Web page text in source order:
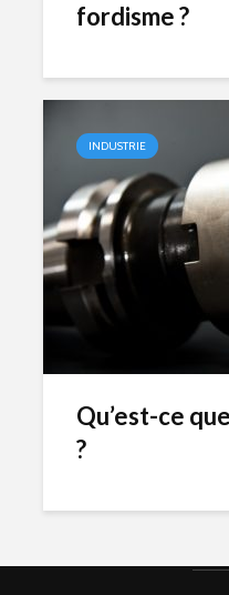
fordisme ?
INDUSTRIE
Qu’est-ce
?